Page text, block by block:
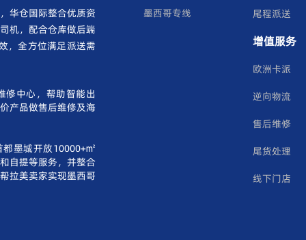
华仓国际整合优质资
机，配合仓库做后端
，全方位满足派送需
修中心，帮助智能出
产品做售后维修及海
墨城开放10000+㎡
自提等服务，并整合
拉美卖家实现墨西哥
墨西哥专线
尾程派送
增值服务
欧洲卡派
逆向物流
售后维修
尾货处理
线下门店